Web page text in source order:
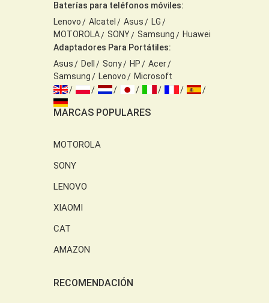
Baterías para teléfonos móviles:
Lenovo
Alcatel Asus
LG
MOTOROLA
SONY Samsung
Huawei
Adaptadores Para Portátiles:
Asus
Dell Sony HP
Acer
Samsung
Lenovo Microsoft
MARCAS POPULARES
MOTOROLA
SONY
LENOVO
XIAOMI
CAT
AMAZON
RECOMENDACIÓN